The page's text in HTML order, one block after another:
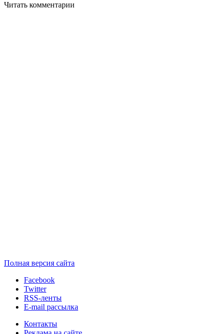
Читать комментарии
Полная версия сайта
Facebook
Twitter
RSS-ленты
E-mail рассылка
Контакты